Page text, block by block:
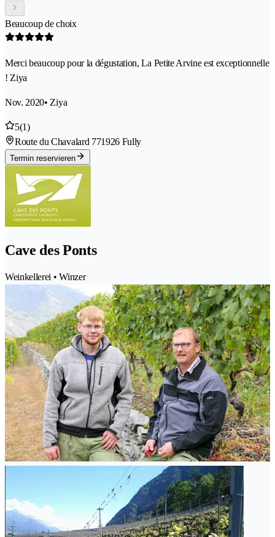
Beaucoup de choix
Merci beaucoup pour la dégustation, La Petite Arvine est exceptionnelle
! Ziya
Nov. 2020• Ziya
5(1)
Route du Chavalard 771926 Fully
Termin reservieren
Cave des Ponts
Weinkellerei • Winzer